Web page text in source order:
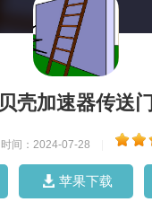
贝壳加速器传送门
时间：2024-07-28
苹果下载